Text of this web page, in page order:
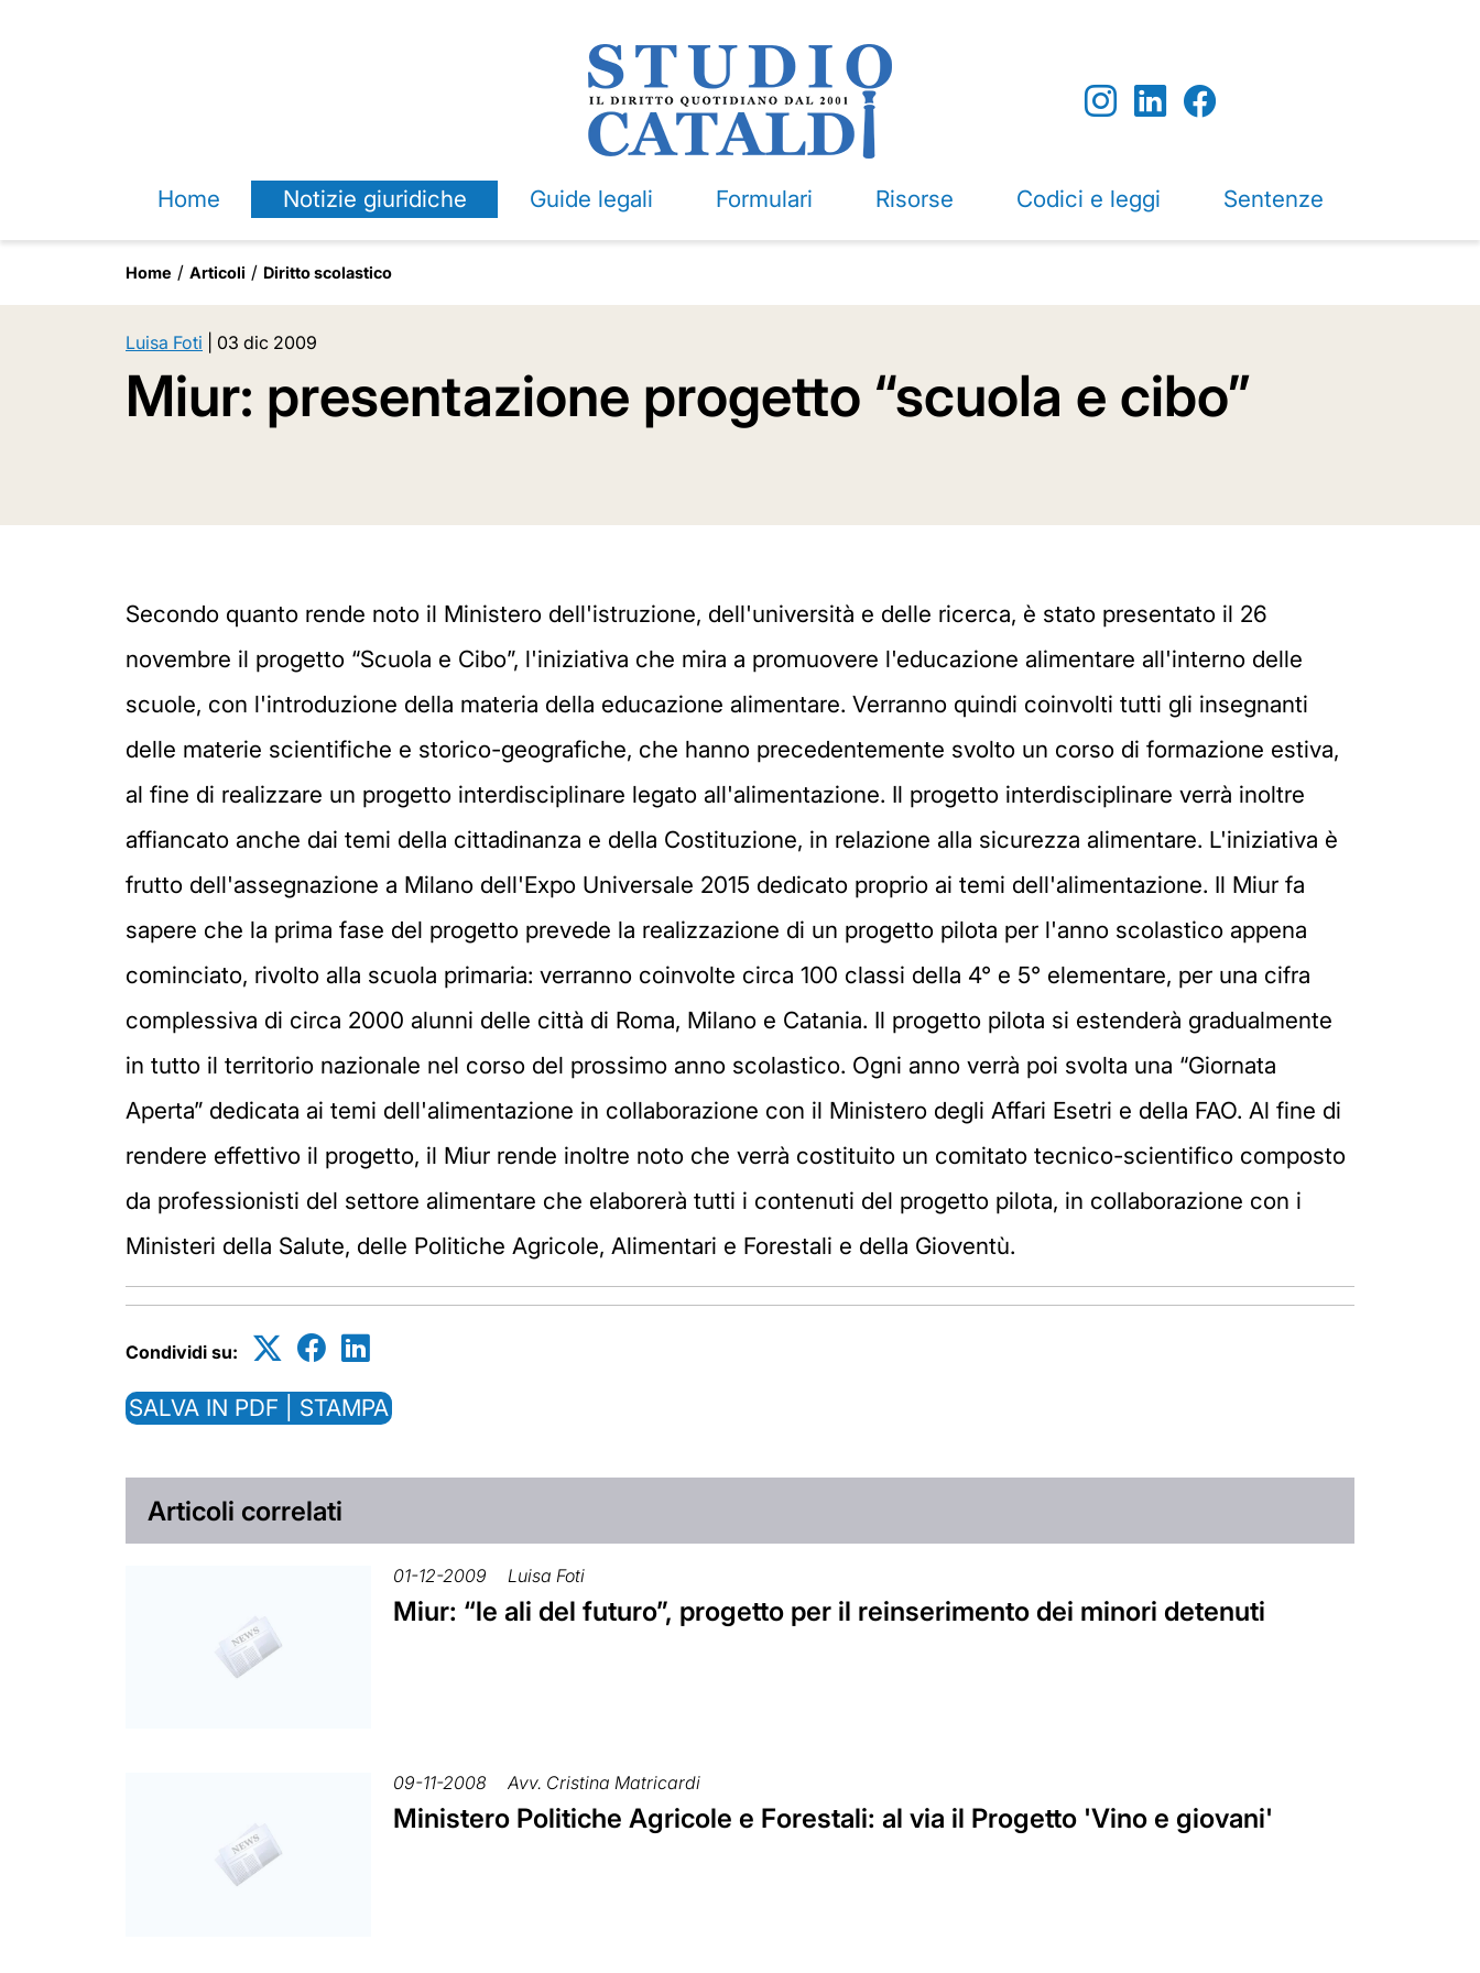
Home Notizie giuridiche Guide legali Formulari Risorse Codici e leggi Sentenze
Home Articoli Diritto scolastico
Luisa Foti 03 dic 2009
Miur: presentazione progetto “scuola e cibo”
Secondo quanto rende noto il Ministero dell'istruzione, dell'università e delle ricerca, è stato presentato il 26
novembre il progetto “Scuola e Cibo”, l'iniziativa che mira a promuovere l'educazione alimentare all'interno delle
scuole, con l'introduzione della materia della educazione alimentare. Verranno quindi coinvolti tutti gli insegnanti
delle materie scientifiche e storico-geografiche, che hanno precedentemente svolto un corso di formazione estiva,
al fine di realizzare un progetto interdisciplinare legato all'alimentazione. Il progetto interdisciplinare verrà inoltre
affiancato anche dai temi della cittadinanza e della Costituzione, in relazione alla sicurezza alimentare. L'iniziativa è
frutto dell'assegnazione a Milano dell'Expo Universale 2015 dedicato proprio ai temi dell'alimentazione. Il Miur fa
sapere che la prima fase del progetto prevede la realizzazione di un progetto pilota per l'anno scolastico appena
cominciato, rivolto alla scuola primaria: verranno coinvolte circa 100 classi della 4° e 5° elementare, per una cifra
complessiva di circa 2000 alunni delle città di Roma, Milano e Catania. Il progetto pilota si estenderà gradualmente
in tutto il territorio nazionale nel corso del prossimo anno scolastico. Ogni anno verrà poi svolta una “Giornata
Aperta” dedicata ai temi dell'alimentazione in collaborazione con il Ministero degli Affari Esetri e della FAO. Al fine di
rendere effettivo il progetto, il Miur rende inoltre noto che verrà costituito un comitato tecnico-scientifico composto
da professionisti del settore alimentare che elaborerà tutti i contenuti del progetto pilota, in collaborazione con i
Ministeri della Salute, delle Politiche Agricole, Alimentari e Forestali e della Gioventù.
Condividi su:
SALVA IN PDF | STAMPA
Articoli correlati
01-12-2009 Luisa Foti
Miur: “le ali del futuro”, progetto per il reinserimento dei minori detenuti
09-11-2008 Avv. Cristina Matricardi
Ministero Politiche Agricole e Forestali: al via il Progetto 'Vino e giovani'